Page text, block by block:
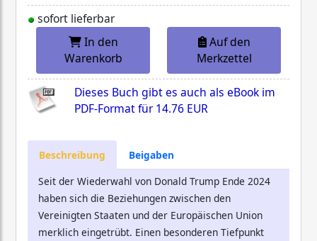
sofort lieferbar
In den
Warenkorb
Auf den
Merkzettel
Dieses Buch gibt es auch als eBook im
PDF-Format für14.76 EUR
Beschreibung
Beigaben
Seit der Wiederwahl von Donald Trump Ende 2024
haben sich die Beziehungen zwischen den
Vereinigten Staaten und der Europäischen Union
merklich eingetrübt. Einen besonderen Tiefpunkt